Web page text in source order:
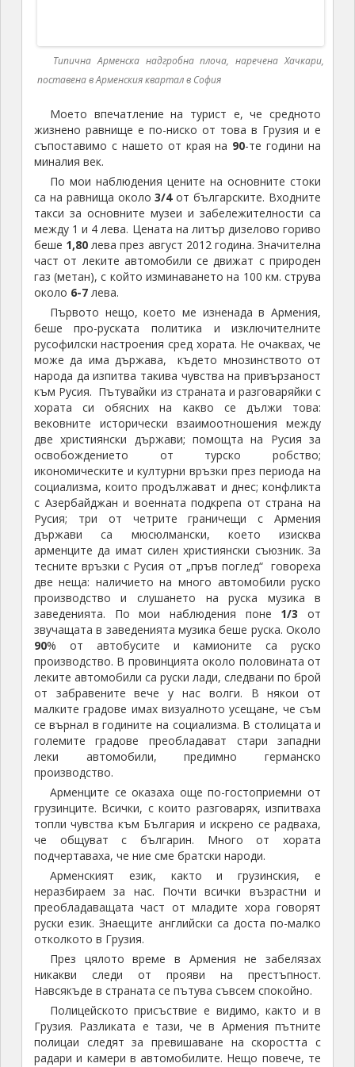
Арменците се оказаха още по-гостоприемни от
грузинците. Всички, с които разговарях, изпитваха
топли чувства към България и искрено се радваха,
подчертаваха, че ние сме братски народи.
Арменският език, както и грузинския, е
неразбираем за нас. Почти всички възрастни и
преобладаващата част от младите хора говорят
руски език. Знаещите английски са доста по-малко
отколкото в Грузия.
През цялото време в Армения не забелязах
никакви следи от прояви на престъпност.
Навсякъде в страната се пътува съвсем спокойно.
Полицейското присъствие е видимо, както и в
Грузия. Разликата е тази, че в Армения пътните
полицаи следят за превишаване на скоростта с
радари и камери в автомобилите. Нещо повече, те
прилагат много „гаден номер“. На доста места с
отдалечени от пътя къщи липсва табела за начало
на населено място. Където свършват тези къщи,
обаче, има табела за край на селището. Там скрит
под сянката на дърво, обикновено се крие
полицейски автомобил и засича с радар тези, които
не са намалили скоростта в така (не)означеното
населено място.
Състоянието на пътната мрежа е по-лошо
отколкото в Грузия и доста по-лошо отколкото у
нас. Типичните за България „дупки-убийци“ са
малко, но неравностите по настилката, които
трошат автомобила са навсякъде. През планините
средната скорост на придвижване е 20÷25 км. в час.
За някои туристически обекти няма означения или
има табелка само за отклонението от главния път,
пък после нека туриста да си „троши главата“.
Позната „родна картинка“.
На основните пътища указателните табели
освен на арменски са изписани и на латиница, а на
някои места и на кирилица. Като цяло, Армения е
по-трудна за автотуриста, в сравнение с Грузия.
През тази малка по територия страна и през
Нагорни Карабах пропътувах 1 700 килиметра в
продължение на седем дни и половина.
Туристическите забележителности в този регион се
оказаха доста повече от очакваното. Там похарчих
465 лева, от които 115 лв. на границата за
автомобилни такси и застраховка гражданска
отговорност. Продължиха и ремонтите на стария
ми Опел.
Влизане от Грузия в Армения
Пристигнах на граничния пункт привечер,
преминаващите границата автомобили не бяха
много, но всичките формалности и документи ми
отнеха около час и половина. Тогава това ми се
видя страшно много защото не знаех какво ме чака
при влизането в Иран.
За влизане в Армения е необходима виза, която
струва 8 щатски долара. Тя може да се издаде и на
граничния пункт, но аз си бях подсигурил такава от
посолството на Армения в София.